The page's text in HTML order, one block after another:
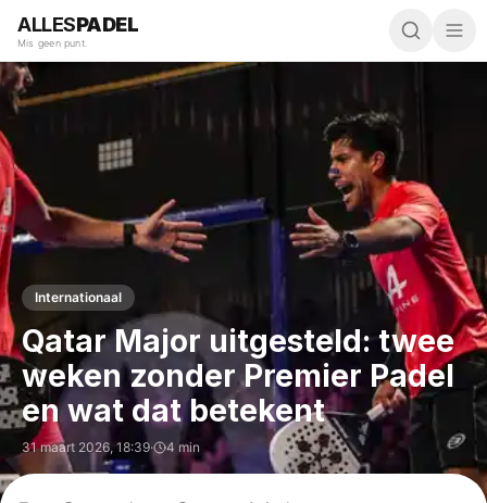
ALLESPADEL
Mis geen punt.
Internationaal
Qatar Major uitgesteld: twee
weken zonder Premier Padel
en wat dat betekent
31 maart 2026, 18:39· 4 min